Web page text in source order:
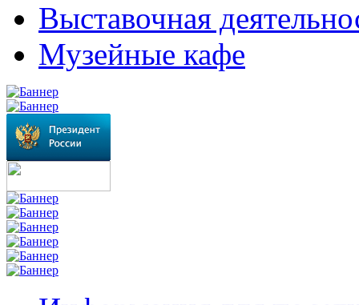
Выставочная
Музейные кафе